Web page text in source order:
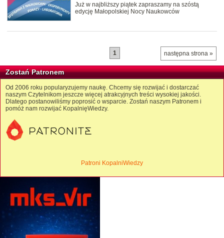
Już w najbliższy piątek zapraszamy na szóstą
edycję Małopolskiej Nocy Naukowców
następna strona »
1
Zostań Patronem
Od 2006 roku popularyzujemy naukę. Chcemy się rozwijać i dostarczać
naszym Czytelnikom jeszcze więcej atrakcyjnych treści wysokiej jakości.
Dlatego postanowiliśmy poprosić o wsparcie. Zostań naszym Patronem i
pomóż nam rozwijać KopalnięWiedzy.
Patroni KopalniWiedzy